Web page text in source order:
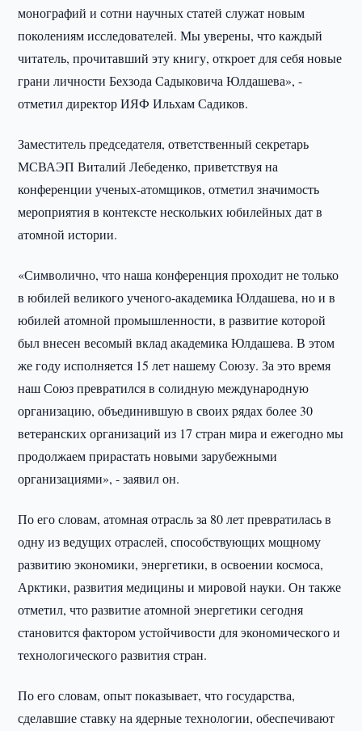
монографий и сотни научных статей служат новым
поколениям исследователей. Мы уверены, что каждый
читатель, прочитавший эту книгу, откроет для себя новые
грани личности Бехзода Садыковича Юлдашева», -
отметил директор ИЯФ Ильхам Садиков.
Заместитель председателя, ответственный секретарь
МСВАЭП Виталий Лебеденко, приветствуя на
конференции ученых-атомщиков, отметил значимость
мероприятия в контексте нескольких юбилейных дат в
атомной истории.
«Символично, что наша конференция проходит не только
в юбилей великого ученого-академика Юлдашева, но и в
юбилей атомной промышленности, в развитие которой
был внесен весомый вклад академика Юлдашева. В этом
же году исполняется 15 лет нашему Союзу. За это время
наш Союз превратился в солидную международную
организацию, объединившую в своих рядах более 30
ветеранских организаций из 17 стран мира и ежегодно мы
продолжаем прирастать новыми зарубежными
организациями», - заявил он.
По его словам, атомная отрасль за 80 лет превратилась в
одну из ведущих отраслей, способствующих мощному
развитию экономики, энергетики, в освоении космоса,
Арктики, развития медицины и мировой науки. Он также
отметил, что развитие атомной энергетики сегодня
становится фактором устойчивости для экономического и
технологического развития стран.
По его словам, опыт показывает, что государства,
сделавшие ставку на ядерные технологии, обеспечивают